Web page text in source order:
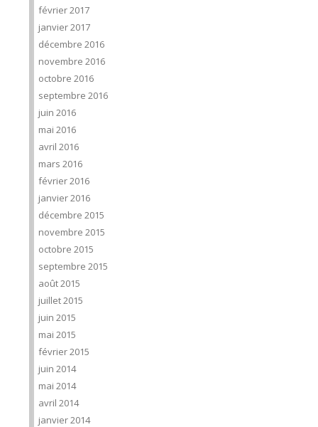
février 2017
janvier 2017
décembre 2016
novembre 2016
octobre 2016
septembre 2016
juin 2016
mai 2016
avril 2016
mars 2016
février 2016
janvier 2016
décembre 2015
novembre 2015
octobre 2015
septembre 2015
août 2015
juillet 2015
juin 2015
mai 2015
février 2015
juin 2014
mai 2014
avril 2014
janvier 2014